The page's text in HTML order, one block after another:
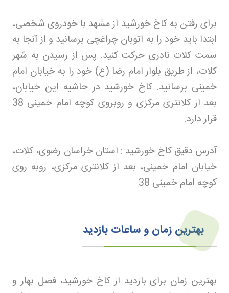
برای رفتن به کاخ خورشید از مشهد با خودروی شخصی،
ابتدا باید خود را به اتوبان چراغچی برسانید و از آنجا به
سمت کلات نادری حرکت کنید. پس از رسیدن به شهر
کلات، از طریق بلوار امام رضا (ع) خود را به خیابان امام
خمینی برسانید. کاخ خورشید در حاشیه این خیابان،
بعد از کلانتری مرکزی و روبروی کوچه امام خمینی 38
قرار دارد.
آدرس دقیق کاخ خورشید : استان خراسان رضوی، کلات،
خیابان امام خمینی، بعد از کلانتری مرکزی، روبه روی
کوچه امام خمینی 38
بهترین زمان و ساعات بازدید
بهترین زمان برای بازدید از کاخ خورشید، فصل بهار و